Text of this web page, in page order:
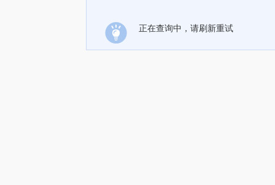
正在查询中，请刷新重试